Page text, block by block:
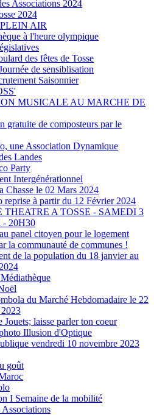
Associations 2024
2024
AIR
à l'heure olympique
des fêtes de Tosse
de sensiblisation
Saisonnier
MUSICALE AU MARCHE DE
gratuite de composteurs par le
une Association Dynamique
Landes
Party
Intergénérationnel
Chasse le 02 Mars 2024
reprise à partir du 12 Février 2024
THEATRE A TOSSE - SAMEDI 3
20H30
panel citoyen pour le logement
la communauté de communes !
de la population du 18 janvier au
du Marché Hebdomadaire le 22
Jouets; laisse parler ton coeur
Illusion d'Optique
vendredi 10 novembre 2023
goût
I Semaine de la mobilité